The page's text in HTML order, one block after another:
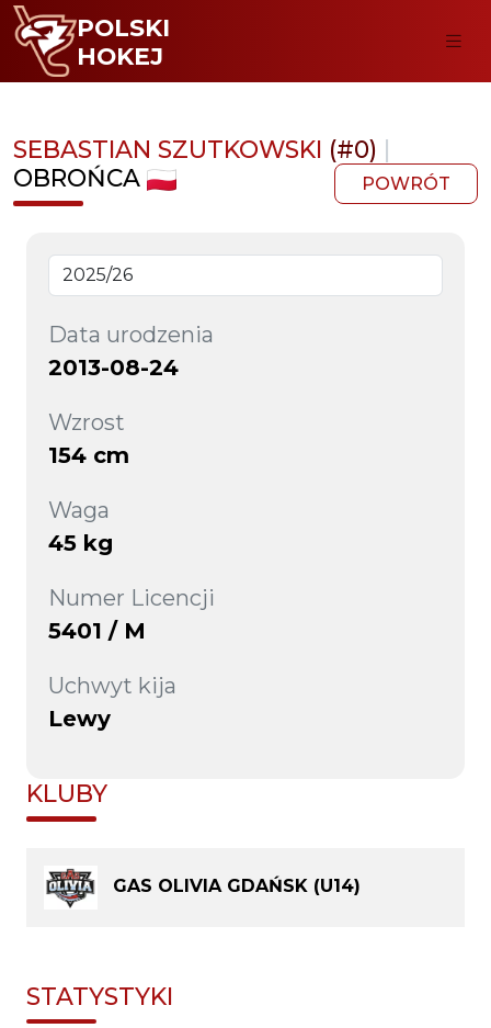
POLSKI
HOKEJ
SEBASTIAN SZUTKOWSKI (#0) |
OBROŃCA
POWRÓT
Data urodzenia
2013-08-24
Wzrost
154 cm
Waga
45 kg
Numer Licencji
5401 / M
Uchwyt kija
Lewy
KLUBY
GAS OLIVIA GDAŃSK (U14)
STATYSTYKI